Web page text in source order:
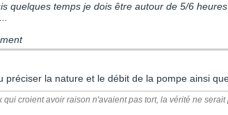
quelques temps je dois être autour de 5/6
préciser la nature et le débit de la pompe ainsi
qui croient avoir raison n'avaient pas tort, la vérité ne serait